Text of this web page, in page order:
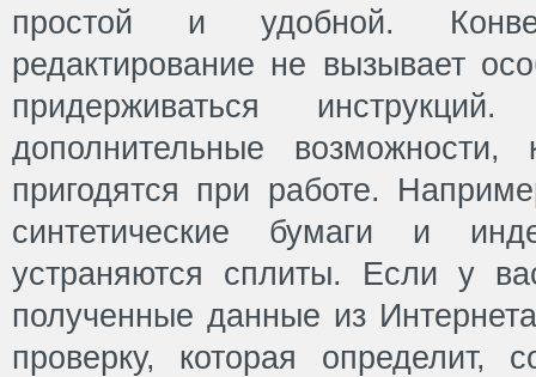
простой и удобной.
редактирование не вызывает
придерживаться
дополнительные
пригодятся при работе.
синтетические бумаги и
устраняются сплиты. Если у
полученные данные из
проверку, которая определит,